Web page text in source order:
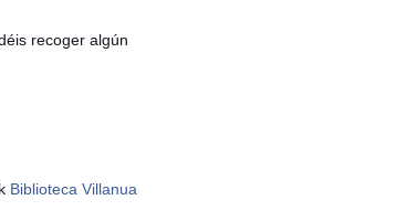
recoger algún
Biblioteca Villanua